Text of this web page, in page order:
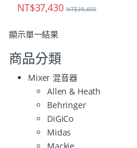
NT$37,430 NT$39,400
顯示單一結果
商品分類
Mixer 混音器
Allen & Heath
Behringer
DiGiCo
Midas
Mackie